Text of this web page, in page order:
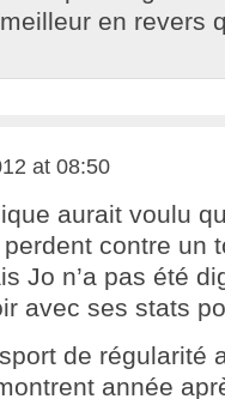
en revers
at 08:50
aurait voulu
contre un
Jo n’a pas été
avec ses stats
de régularité
année